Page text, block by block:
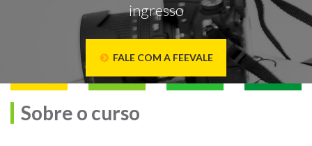
ingresso
FALE COM A FEEVALE
Sobre o curso